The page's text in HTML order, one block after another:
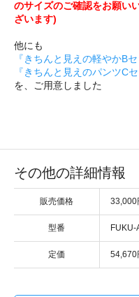
のサイズのご確認をお願い
ざいます)
他にも
『きちんと見えの軽やかB
『きちんと見えのパンツC
を、ご用意しました
その他の詳細情報
販売価格 33,000
型番 FUKU-
定価 54,670